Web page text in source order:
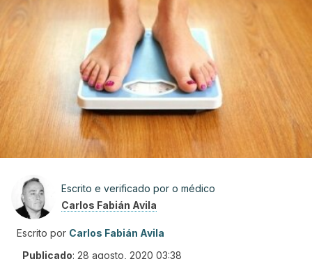
Escrito e verificado por o médico
Carlos Fabián Avila
Escrito por Carlos Fabián Avila
Publicado: 28 agosto, 2020 03:38